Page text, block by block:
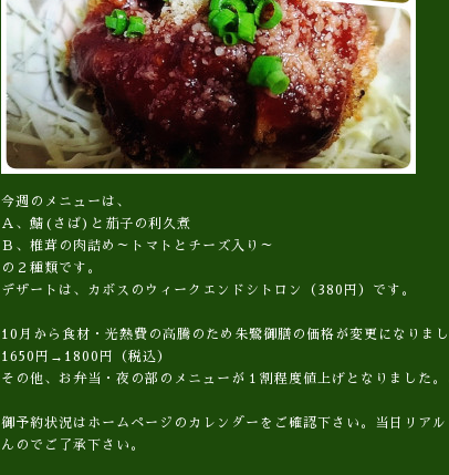
今週のメニューは、
Ａ、鯖(さば)と茄子の利久煮
Ｂ、椎茸の肉詰め～トマトとチーズ入り～
の２種類です。
デザートは、カボスのウィークエンドシトロン（380円）です。
10月から食材・光熱費の高騰のため朱鷺御膳の価格が変更になりまし
1650円→1800円（税込）
その他、お弁当・夜の部のメニューが１割程度値上げとなりました。
御予約状況はホームページのカレンダーをご確認下さい。当日リア
んのでご了承下さい。